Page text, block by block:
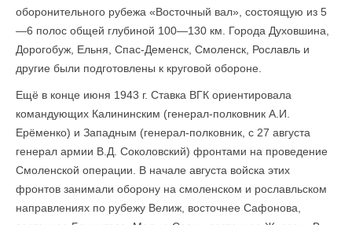
оборонительного рубежа «Восточный вал», состоящую из 5
—6 полос общей глубиной 100—130 км. Города Духовшина,
Дорогобуж, Ельня, Спас-Деменск, Смоленск, Рославль и
другие были подготовлены к круговой обороне.
Ещё в конце июня 1943 г. Ставка ВГК ориентировала
командующих Калининским (генерал-полковник А.И.
Ерёменко) и Западным (генерал-полковник, с 27 августа
генерал армии В.Д. Соколовский) фронтами на проведение
Смоленской операции. В начале августа войска этих
фронтов занимали оборону на смоленском и рославльском
направлениях по рубежу Велиж, восточнее Сафонова,